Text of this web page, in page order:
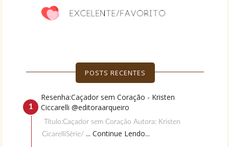
POSTS RECENTES
Resenha:Caçador sem Coração - Kristen
Ciccarelli @editoraarqueiro
Título:Caçador sem Coração Autora: Kristen
CicarelliSérie/ ... Continue Lendo...